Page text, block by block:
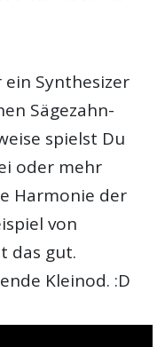
Synthesizer
Sägezahn-
spielst Du
oder mehr
Harmonie der
von
das gut.
Kleinod. :D